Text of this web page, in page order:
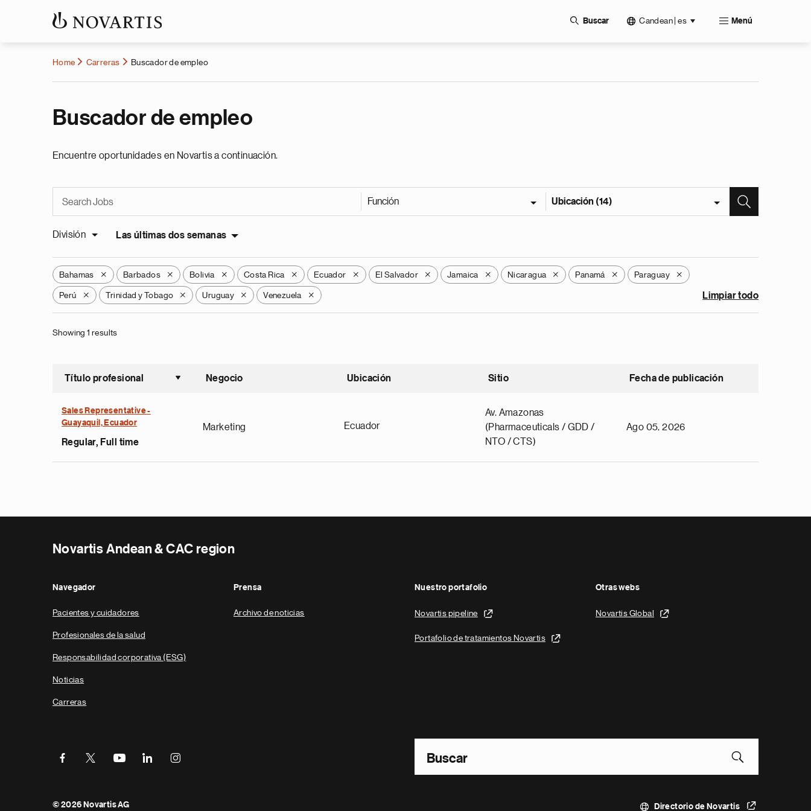
Buscar Candean | es Menú
Home Carreras Buscador de empleo
Buscador de empleo
Encuentre oportunidades en Novartis a continuación.
Función Ubicación (14)
División Las últimas dos semanas
Bahamas X Barbados X Bolivia X Costa Rica X Ecuador X El Salvador X Jamaica X Nicaragua X Panamá X Paraguay X
Perú X Trinidad y Tobago X Uruguay X Venezuela X Limpiar todo
Showing 1 results
Título profesional
Ordenar ascendente
Negocio Ubicación Sitio Fecha de publicación
Sales Representative -
Guayaquil, Ecuador
Regular, Full time
Marketing Ecuador
Av. Amazonas
(Pharmaceuticals / GDD /
NTO / CTS)
Ago 05, 2026
Novartis Andean & CAC region
Navegador
Pacientes y cuidadores
Profesionales de la salud
Responsabilidad corporativa (ESG)
Noticias
Carreras
Prensa
Archivo de noticias
Nuestro portafolio
Novartis pipeline
Portafolio de tratamientos Novartis
Otras webs
Novartis Global
Parte
© 2026 Novartis AG Directorio de Novartis